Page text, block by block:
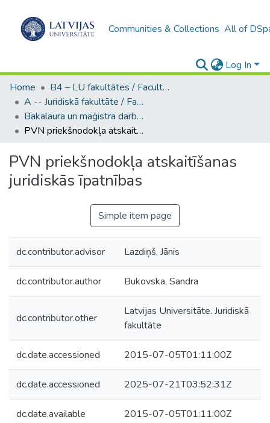
Communities & Collections All of
Log In
Home
B4 – LU fakultātes / Faculties of the UL
A -- Juridiskā fakultāte / Faculty of Law
Bakalaura un maģistra darbi (JF) / Bachelor's and Master's theses
PVN priekšnodokļa atskaitīšanas juridiskās īpatnības
PVN priekšnodokļa atskaitīšanas
juridiskās īpatnības
Simple item page
dc.contributor.advisor Lazdiņš, Jānis
dc.contributor.author Bukovska, Sandra
dc.contributor.other
Latvijas Universitāte. Juridiskā
fakultāte
dc.date.accessioned 2015-07-05T01:11:00Z
dc.date.accessioned 2025-07-21T03:52:31Z
dc.date.available 2015-07-05T01:11:00Z